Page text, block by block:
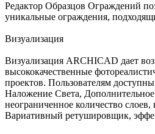
Редактор Образцов Ограждений
уникальные ограждения,
Визуализация
Визуализация ARCHICAD дает
высококачественные
проектов. Пользователям
Наложение Света,
неограниченное количество
Вариативный ретушировщик,